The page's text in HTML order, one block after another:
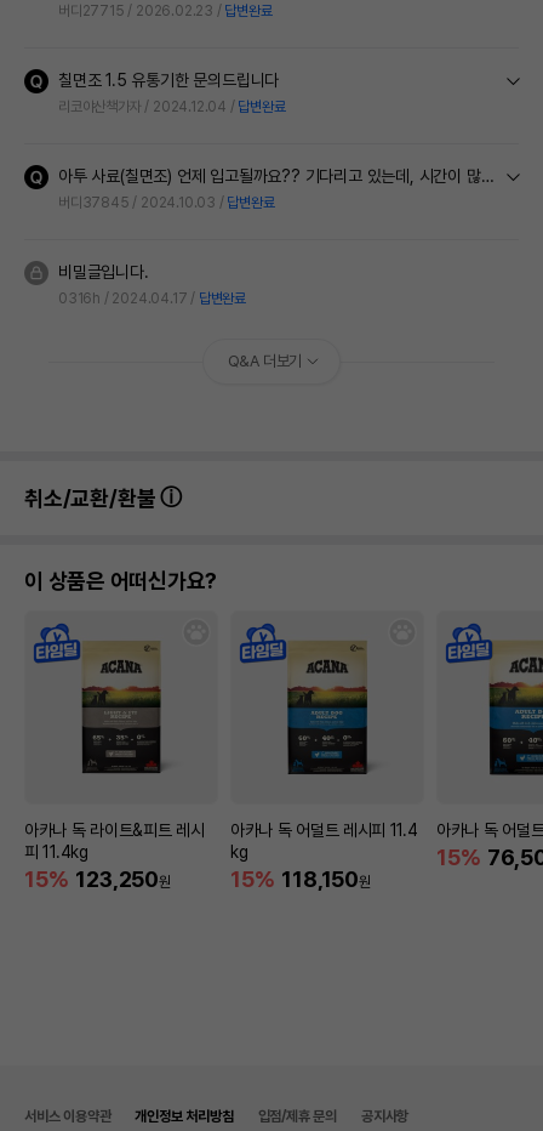
버디27715 2026.02.23 답변완료
칠면조 1.5 유통기한 문의드립니다
리코야산책가자 2024.12.04 답변완료
아투 사료(칠면조) 언제 입고될까요?? 기다리고 있는데, 시간이 많이 걸릴까요?
버디37845 2024.10.03 답변완료
비밀글입니다.
0316h 2024.04.17 답변완료
Q&A 더보기
취소/교환/환불
이 상품은 어떠신가요?
아카나 독 라이트&피트 레시
피 11.4kg
15% 123,250원
아카나 독 어덜트 레시피 11.4
kg
15% 118,150원
아카나 독 어덜
15%
서비스 이용약관 개인정보 처리방침 입점/제휴 문의 공지사항